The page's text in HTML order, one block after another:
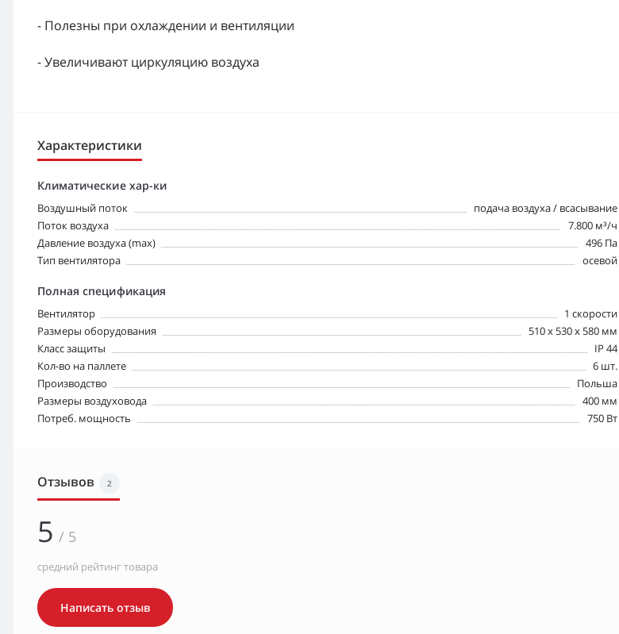
- Полезны при охлаждении и вентиляции
- Увеличивают циркуляцию воздуха
Характеристики
Климатические хар-ки
Воздушный поток
подача воздуха / всасывание
Поток воздуха
7.800 м³/ч
Давление воздуха (max)
496 Па
Тип вентилятора
осевой
Полная спецификация
Bентилятор
1 cкорости
Pазмеры оборудования
510 x 530 x 580 мм
Класс защиты
IP 44
Кол-во на паллете
6 шт.
Производство
Польша
Размеры воздуховода
400 мм
Потреб. мощность
750 Вт
Отзывов 2
5 / 5
средний рейтинг товара
Написать отзыв